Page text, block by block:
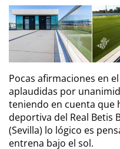
Pocas afirmaciones en
aplaudidas por
teniendo en cuenta que
deportiva del Real Betis
(Sevilla) lo lógico es
entrena bajo el sol.